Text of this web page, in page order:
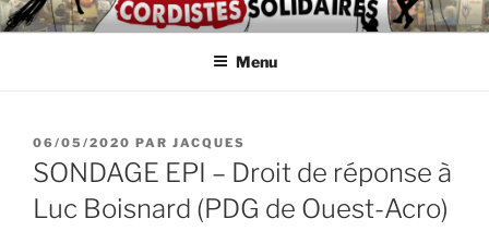
Aller
au
ASSOCIATION
D'AUTODÉFENSE DE
Intérimaires, embauché(e)s, indépendant(e)s : lutte, entraide,
Menu
PUBLIÉ
LE
06/05/2020 PAR JACQUES
SONDAGE EPI – Droit de réponse à
Luc Boisnard (PDG de Ouest-Acro)